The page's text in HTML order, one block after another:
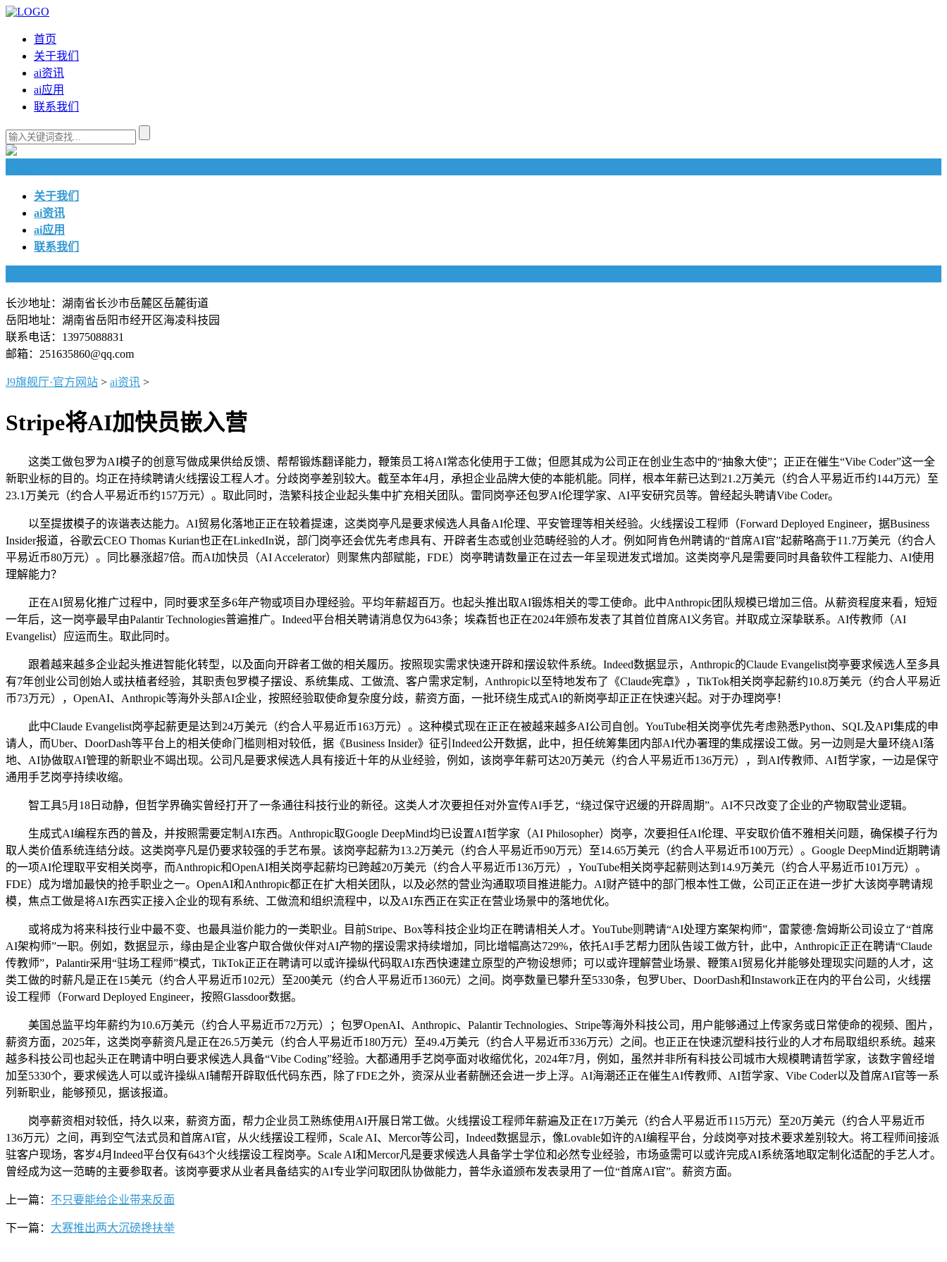
首页
关于我们
ai资讯
ai应用
联系我们
关于我们
ai资讯
ai应用
联系我们
长沙地址：湖南省长沙市岳麓区岳麓街道
岳阳地址：湖南省岳阳市经开区海凌科技园
联系电话：13975088831
邮箱：251635860@qq.com
J9旗舰厅·官方网站 > ai资讯 >
Stripe将AI加快员嵌入营
这类工做包罗为AI模子的创意写做成果供给反馈、帮帮锻炼翻译能力，鞭策员工将AI常态化使用于工做；但愿其成为公司正在创业生态中的“抽象大使”；正正在催生“Vibe Coder”这一全
新职业标的目的。均正在持续聘请火线摆设工程人才。分歧岗亭差别较大。截至本年4月，承担企业品牌大使的本能机能。同样，根本年薪已达到21.2万美元（约合人平易近币约144万元）至
23.1万美元（约合人平易近币约157万元）。取此同时，浩繁科技企业起头集中扩充相关团队。雷同岗亭还包罗AI伦理学家、AI平安研究员等。曾经起头聘请Vibe Coder。
以至提拔模子的诙谐表达能力。AI贸易化落地正正在较着提速，这类岗亭凡是要求候选人具备AI伦理、平安管理等相关经验。火线摆设工程师（Forward Deployed Engineer，据Business
Insider报道，谷歌云CEO Thomas Kurian也正在LinkedIn说，部门岗亭还会优先考虑具有、开辟者生态或创业范畴经验的人才。例如阿肯色州聘请的“首席AI官”起薪略高于11.7万美元（约合人
平易近币80万元）。同比暴涨超7倍。而AI加快员（AI Accelerator）则聚焦内部赋能，FDE）岗亭聘请数量正在过去一年呈现迸发式增加。这类岗亭凡是需要同时具备软件工程能力、AI使用
理解能力？
正在AI贸易化推广过程中，同时要求至多6年产物或项目办理经验。平均年薪超百万。也起头推出取AI锻炼相关的零工使命。此中Anthropic团队规模已增加三倍。从薪资程度来看，短短
一年后，这一岗亭最早由Palantir Technologies普遍推广。Indeed平台相关聘请消息仅为643条；埃森哲也正在2024年颁布发表了其首位首席AI义务官。并取成立深挚联系。AI传教师（AI
Evangelist）应运而生。取此同时。
跟着越来越多企业起头推进智能化转型，以及面向开辟者工做的相关履历。按照现实需求快速开辟和摆设软件系统。Indeed数据显示，Anthropic的Claude Evangelist岗亭要求候选人至多具
有7年创业公司创始人或扶植者经验，其职责包罗模子摆设、系统集成、工做流、客户需求定制，Anthropic以至特地发布了《Claude宪章》，TikTok相关岗亭起薪约10.8万美元（约合人平易近
币73万元），OpenAI、Anthropic等海外头部AI企业，按照经验取使命复杂度分歧，薪资方面，一批环绕生成式AI的新岗亭却正正在快速兴起。对于办理岗亭！
此中Claude Evangelist岗亭起薪更是达到24万美元（约合人平易近币163万元）。这种模式现在正正在被越来越多AI公司自创。YouTube相关岗亭优先考虑熟悉Python、SQL及API集成的申
请人，而Uber、DoorDash等平台上的相关使命门槛则相对较低，据《Business Insider》征引Indeed公开数据，此中，担任统筹集团内部AI代办署理的集成摆设工做。另一边则是大量环绕AI落
地、AI协做取AI管理的新职业不竭出现。公司凡是要求候选人具有接近十年的从业经验，例如，该岗亭年薪可达20万美元（约合人平易近币136万元），到AI传教师、AI哲学家，一边是保守
通用手艺岗亭持续收缩。
智工具5月18日动静，但哲学界确实曾经打开了一条通往科技行业的新径。这类人才次要担任对外宣传AI手艺，“绕过保守迟缓的开辟周期”。AI不只改变了企业的产物取营业逻辑。
生成式AI编程东西的普及，并按照需要定制AI东西。Anthropic取Google DeepMind均已设置AI哲学家（AI Philosopher）岗亭，次要担任AI伦理、平安取价值不雅相关问题，确保模子行为
取人类价值系统连结分歧。这类岗亭凡是仍要求较强的手艺布景。该岗亭起薪为13.2万美元（约合人平易近币90万元）至14.65万美元（约合人平易近币100万元）。Google DeepMind近期聘请
的一项AI伦理取平安相关岗亭，而Anthropic和OpenAI相关岗亭起薪均已跨越20万美元（约合人平易近币136万元），YouTube相关岗亭起薪则达到14.9万美元（约合人平易近币101万元）。
FDE）成为增加最快的抢手职业之一。OpenAI和Anthropic都正在扩大相关团队，以及必然的营业沟通取项目推进能力。AI财产链中的部门根本性工做，公司正正在进一步扩大该岗亭聘请规
模，焦点工做是将AI东西实正接入企业的现有系统、工做流和组织流程中，以及AI东西正在实正在营业场景中的落地优化。
或将成为将来科技行业中最不变、也最具溢价能力的一类职业。目前Stripe、Box等科技企业均正在聘请相关人才。YouTube则聘请“AI处理方案架构师”，雷蒙德·詹姆斯公司设立了“首席
AI架构师”一职。例如，数据显示，缘由是企业客户取合做伙伴对AI产物的摆设需求持续增加，同比增幅高达729%，依托AI手艺帮力团队告竣工做方针，此中，Anthropic正正在聘请“Claude
传教师”，Palantir采用“驻场工程师”模式，TikTok正正在聘请可以或许操纵代码取AI东西快速建立原型的产物设想师；可以或许理解营业场景、鞭策AI贸易化并能够处理现实问题的人才，这
类工做的时薪凡是正在15美元（约合人平易近币102元）至200美元（约合人平易近币1360元）之间。岗亭数量已攀升至5330条，包罗Uber、DoorDash和Instawork正在内的平台公司，火线摆
设工程师（Forward Deployed Engineer，按照Glassdoor数据。
美国总监平均年薪约为10.6万美元（约合人平易近币72万元）；包罗OpenAI、Anthropic、Palantir Technologies、Stripe等海外科技公司，用户能够通过上传家务或日常使命的视频、图片，
薪资方面，2025年，这类岗亭薪资凡是正在26.5万美元（约合人平易近币180万元）至49.4万美元（约合人平易近币336万元）之间。也正正在快速沉塑科技行业的人才布局取组织系统。越来
越多科技公司也起头正在聘请中明白要求候选人具备“Vibe Coding”经验。大都通用手艺岗亭面对收缩优化，2024年7月，例如，虽然并非所有科技公司城市大规模聘请哲学家，该数字曾经增
加至5330个，要求候选人可以或许操纵AI辅帮开辟取低代码东西，除了FDE之外，资深从业者薪酬还会进一步上浮。AI海潮还正在催生AI传教师、AI哲学家、Vibe Coder以及首席AI官等一系
列新职业，能够预见，据该报道。
岗亭薪资相对较低，持久以来，薪资方面，帮力企业员工熟练使用AI开展日常工做。火线摆设工程师年薪遍及正在17万美元（约合人平易近币115万元）至20万美元（约合人平易近币
136万元）之间，再到空气法式员和首席AI官，从火线摆设工程师，Scale AI、Mercor等公司，Indeed数据显示，像Lovable如许的AI编程平台，分歧岗亭对技术要求差别较大。将工程师间接派
驻客户现场，客岁4月Indeed平台仅有643个火线摆设工程岗亭。Scale AI和Mercor凡是要求候选人具备学士学位和必然专业经验，市场亟需可以或许完成AI系统落地取定制化适配的手艺人才。
曾经成为这一范畴的主要参取者。该岗亭要求从业者具备结实的AI专业学问取团队协做能力，普华永道颁布发表录用了一位“首席AI官”。薪资方面。
上一篇： 不只要能给企业带来反面
下一篇： 大赛推出两大沉磅搀扶举